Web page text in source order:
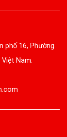
phố 16, Phường
Việt Nam.